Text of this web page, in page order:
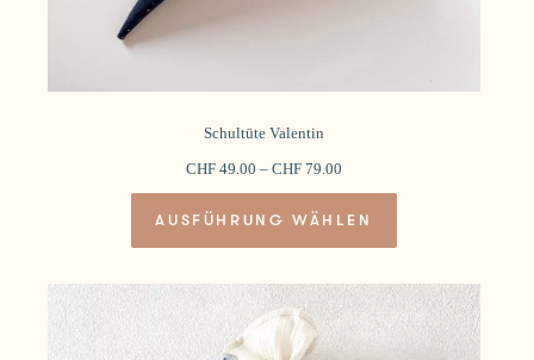
Schultüte Valentin
CHF 49.00 –CHF 79.00
AUSFÜHRUNG WÄHLEN
Produkt
weist
Varianten
auf.